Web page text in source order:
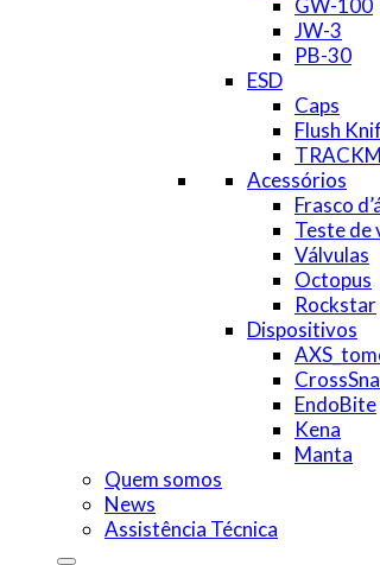
GW-100
JW-3
PB-30
ESD
Caps
Flush
Acessórios
Frasco
Teste de
Válvulas
Octopus
Rockstar
Dispositivos
EndoBite
Kena
Manta
Quem somos
News
Assistência Técnica